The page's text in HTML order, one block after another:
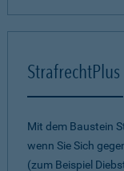
StrafrechtPlus
Mit dem Baustein
wenn Sie Sich
(zum Beispiel